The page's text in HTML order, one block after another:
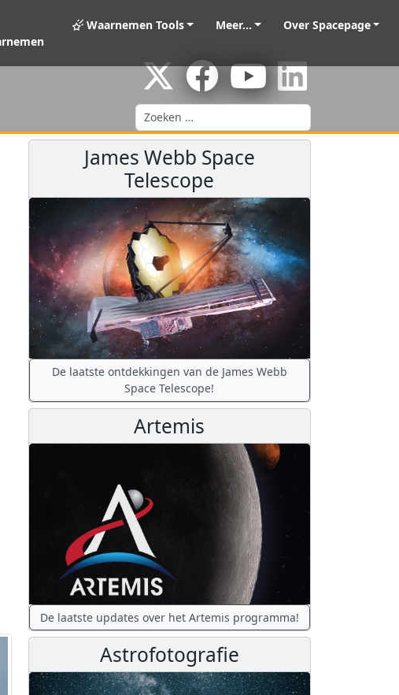
Waarnemen Tools Meer... Over Spacepage
Zoeken
James Webb Space
Telescope
De laatste ontdekkingen van de James Webb
Space Telescope!
Artemis
De laatste updates over het Artemis programma!
Astrofotografie